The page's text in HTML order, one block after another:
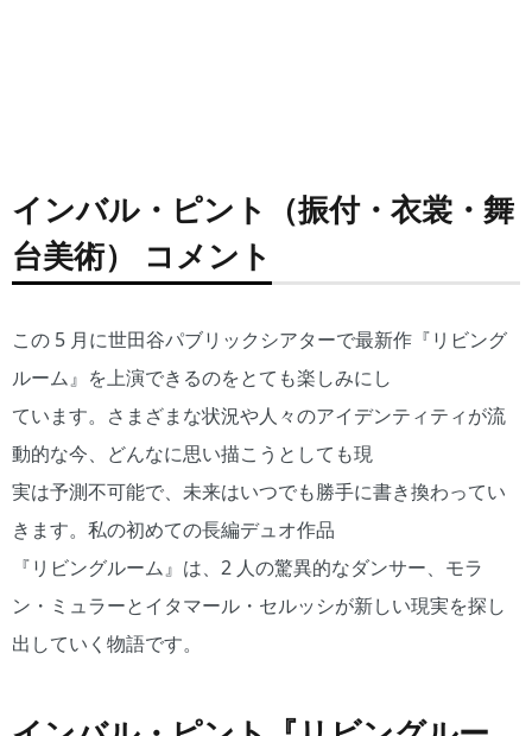
インバル・ピント（振付・衣裳・舞
台美術） コメント
この 5 月に世田谷パブリックシアターで最新作『リビング
ルーム』を上演できるのをとても楽しみにし
ています。さまざまな状況や人々のアイデンティティが流
動的な今、どんなに思い描こうとしても現
実は予測不可能で、未来はいつでも勝手に書き換わってい
きます。私の初めての長編デュオ作品
『リビングルーム』は、2 人の驚異的なダンサー、モラ
ン・ミュラーとイタマール・セルッシが新しい現実を探し
出していく物語です。